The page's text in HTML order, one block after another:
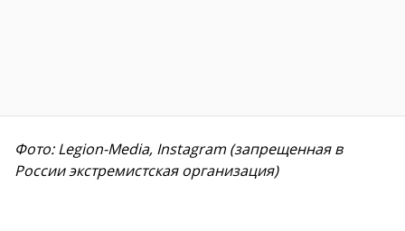
Фото: Legion-Media, Instagram (запрещенная в
России экстремистская организация)